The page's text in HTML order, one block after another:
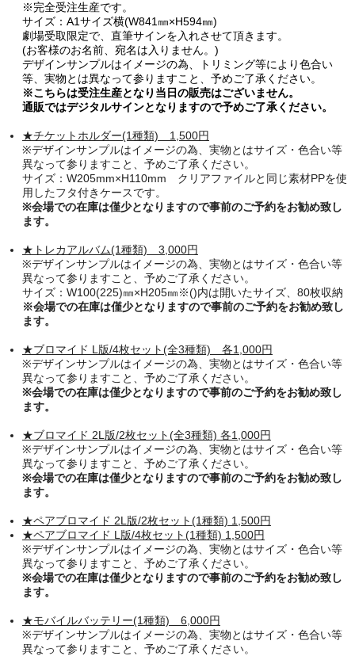
※完全受注生産です。
サイズ：A1サイズ横(W841㎜×H594㎜)
劇場受取限定で、直筆サインを入れさせて頂きます。
(お客様のお名前、宛名は入りません。)
デザインサンプルはイメージの為、トリミング等により色合い
等、実物とは異なって参りますこと、予めご了承ください。
※こちらは受注生産となり当日の販売はございません。
通販ではデジタルサインとなりますので予めご了承ください。
★チケットホルダー(1種類) 1,500円
※デザインサンプルはイメージの為、実物とはサイズ・色合い等
異なって参りますこと、予めご了承ください。
サイズ： W205mm×H110mm クリアファイルと同じ素材PPを使
用したフタ付きケースです。
※会場での在庫は僅少となりますので事前のご予約をお勧め致し
ます。
★トレカアルバム(1種類) 3 ,000円
※デザインサンプルはイメージの為、実物とはサイズ・色合い等
異なって参りますこと、予めご了承ください。
サイズ：W100(225)㎜×H205㎜※()内は開いたサイズ、80枚収納
※会場での在庫は僅少となりますので事前のご予約をお勧め致し
ます。
★ブロマイド L版/4枚セット(全3種類) 各1,000円
※デザインサンプルはイメージの為、実物とはサイズ・色合い等
異なって参りますこと、予めご了承ください。
※会場での在庫は僅少となりますので事前のご予約をお勧め致し
ます。
★ブロマイド 2L版/2枚セット(全3種類) 各1,000円
※デザインサンプルはイメージの為、実物とはサイズ・色合い等
異なって参りますこと、予めご了承ください。
※会場での在庫は僅少となりますので事前のご予約をお勧め致し
ます。
★ペアブロマイド 2L版/2枚セット(1種類) 1,500円
★ペアブロマイド L版/4枚セット(1種類) 1,500円
※デザインサンプルはイメージの為、実物とはサイズ・色合い等
異なって参りますこと、予めご了承ください。
※会場での在庫は僅少となりますので事前のご予約をお勧め致し
ます。
★モバイルバッテリー(1種類) 6 ,000円
※デザインサンプルはイメージの為、実物とはサイズ・色合い等
異なって参りますこと、予めご了承ください。